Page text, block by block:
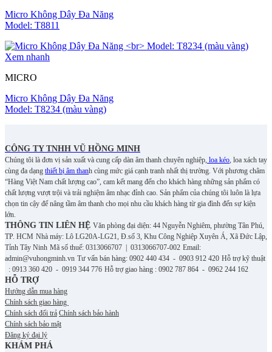
Micro Không Dây Đa Năng
Model: T8811
Xem nhanh
MICRO
Micro Không Dây Đa Năng
Model: T8234 (màu vàng)
CÔNG TY TNHH VŨ HỒNG MINH
Chúng tôi là đơn vị sản xuất và cung cấp dàn âm thanh chuyên nghiệp, loa kéo, loa xách tay
cùng đa dạng thiết bị âm thanh cùng mức giá cạnh tranh nhất thị trường. Với phương châm
“Hàng Việt Nam chất lượng cao”, cam kết mang đến cho khách hàng những sản phẩm có
chất lượng vượt trội và trải nghiệm âm nhạc đỉnh cao. Sản phẩm của chúng tôi luôn là lựa
chọn tin cậy để nâng tầm âm thanh cho mọi nhu cầu khách hàng từ gia đình đến sự kiện
lớn.
THÔNG TIN LIÊN HỆ Văn phòng đại diện: 44 Nguyễn Nghiêm, phường Tân Phú,
TP. HCM Nhà máy: Lô LG20A-LG21, Đ.số 3, Khu Công Nghiệp Xuyên Á, Xã Đức Lập,
Tỉnh Tây Ninh Mã số thuế: 0313066707 | 0313066707-002 Email:
admin@vuhongminh.vn Tư vấn bán hàng: 0902 440 434 - 0903 912 420 Hỗ trợ kỹ thuật
: 0913 360 420 - 0919 344 776 Hỗ trợ giao hàng : 0902 787 864 - 0962 244 162
HỖ TRỢ
Hướng dẫn mua hàng
Chính sách giao hàng
Chính sách đổi trả Chính sách bảo hành
Chính sách bảo mật
Đăng ký đại lý
KHÁM PHÁ